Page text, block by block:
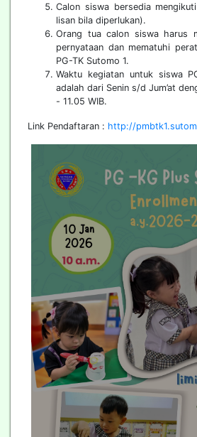
Calon siswa bersedia
lisan bila diperlukan).
Orang tua calon siswa harus
pernyataan dan mematuhi
PG-TK Sutomo 1.
Waktu kegiatan untuk siswa
adalah dari Senin s/d Jum’at
- 11.05 WIB.
Link Pendaftaran : http://